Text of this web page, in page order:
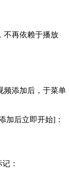
不再依赖于播放
频添加后，于菜单
加后立即开始]：
：